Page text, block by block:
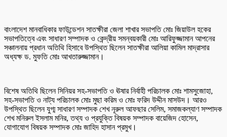
বাংলাদেশ মানবাধিকার ফাউন্ডেশন সাতক্ষীরা জেলা শাখার সভাপতি মোঃ জিয়াউল হকের
সভাপতিত্বে এবং সাধারণ সম্পাদক ও কেন্দ্রীয় সমন্বয়কারী মোঃ আরিফুজ্জামান আপনের
সঞ্চালনায় প্রধান অতিথি হিসাবে উপস্থিত ছিলেন সাতক্ষীরা আলিয়া কামিল মাদ্রাসার
অধ্যক্ষ ড. মুফতি মোঃ আখতারুজ্জামান।
বিশেষ অতিথি ছিলেন সিনিয়র সহ-সভাপতি ও ঊষার নির্বাহী পরিচালক মোঃ শামসুজোহা,
সহ-সভাপতি ও নাট্য পরিচালক মোঃ মুছা করিম ও মোঃ ফরিদ উদ্দীন মাসউদ। আরও
উপস্থিত ছিলেন যুগ্ম সাধারণ সম্পাদক শেখ নূরুল আফছার সেলিম, সমাজকল্যাণ সম্পাদক
শেখ মনিরুল ইসলাম মনির, তথ্য ও প্রযুক্তি বিষয়ক সম্পাদক বায়েজিদ হোসেন,
যোগাযোগ বিষয়ক সম্পাদক মোঃ জাহিদ হাসান প্রমুখ।